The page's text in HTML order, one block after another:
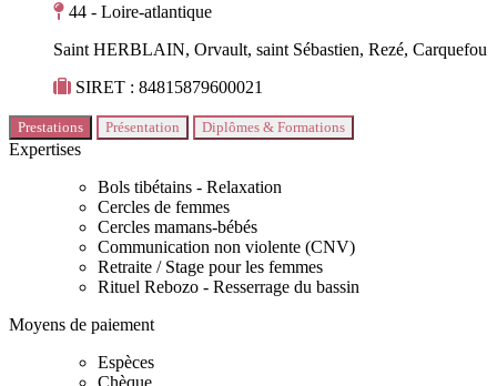
44 - Loire-atlantique
Saint HERBLAIN, Orvault, saint Sébastien, Rezé, Carquefou
SIRET : 84815879600021
Prestations Présentation Diplômes & Formations
Expertises
Bols tibétains - Relaxation
Cercles de femmes
Cercles mamans-bébés
Communication non violente (CNV)
Retraite / Stage pour les femmes
Rituel Rebozo - Resserrage du bassin
Moyens de paiement
Espèces
Chèque